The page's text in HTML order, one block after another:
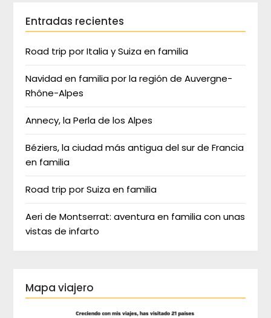
Entradas recientes
Road trip por Italia y Suiza en familia
Navidad en familia por la región de Auvergne-
Rhône-Alpes
Annecy, la Perla de los Alpes
Béziers, la ciudad más antigua del sur de Francia
en familia
Road trip por Suiza en familia
Aeri de Montserrat: aventura en familia con unas
vistas de infarto
Mapa viajero